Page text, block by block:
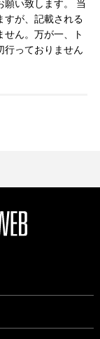
願い致します。 当
すが、記載される
ん。万が一、ト
行っておりません